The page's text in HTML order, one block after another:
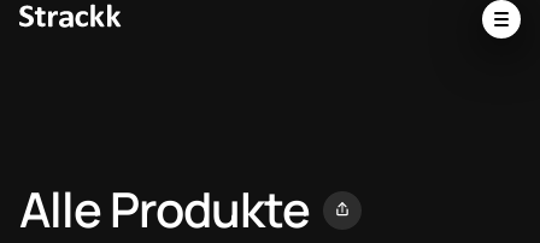
Alle Produkte